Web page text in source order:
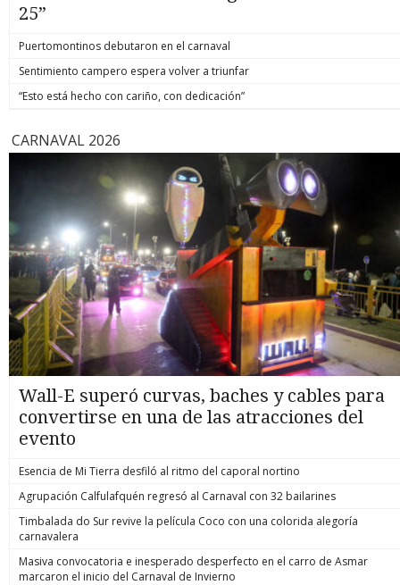
25”
Puertomontinos debutaron en el carnaval
Sentimiento campero espera volver a triunfar
“Esto está hecho con cariño, con dedicación”
CARNAVAL 2026
Wall-E superó curvas, baches y cables para
convertirse en una de las atracciones del
evento
Esencia de Mi Tierra desfiló al ritmo del caporal nortino
Agrupación Calfulafquén regresó al Carnaval con 32 bailarines
Timbalada do Sur revive la película Coco con una colorida alegoría
carnavalera
Masiva convocatoria e inesperado desperfecto en el carro de Asmar
marcaron el inicio del Carnaval de Invierno